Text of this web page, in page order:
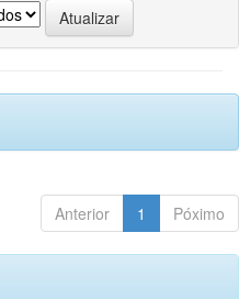
Anterior 1 Póximo